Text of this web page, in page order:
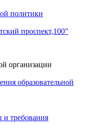
политики
проспект,100"
организации
образовательной
и требования